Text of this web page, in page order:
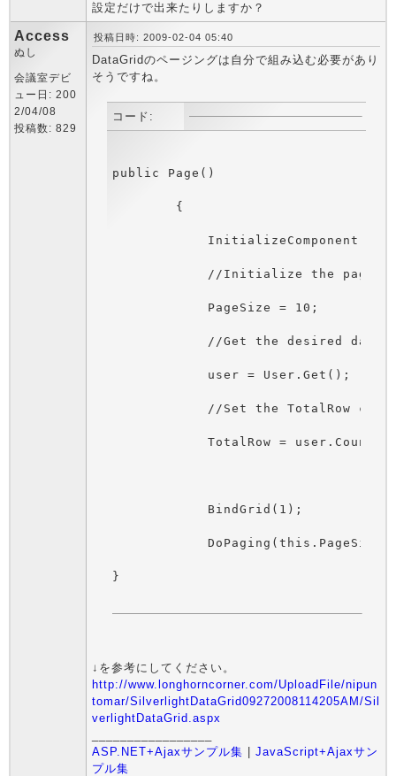
設定だけで出来たりしますか？
Access
ぬし
会議室デビ
ュー日: 200
2/04/08
投稿数: 829
投稿日時: 2009-02-04 05:40
DataGridのページングは自分で組み込む必要があり
そうですね。
コード:
public Page()
        {
            InitializeComponent();
//Initialize the page
            PageSize = 10;
            //Get the desired data
            user = User.Get();
//Set the TotalRow
            TotalRow = user.Count;
            BindGrid(1);
DoPaging(this.PageSize,
}
↓を参考にしてください。
http://www.longhorncorner.com/UploadFile/nipun
tomar/SilverlightDataGrid09272008114205AM/Sil
verlightDataGrid.aspx
ASP.NET+Ajaxサンプル集
JavaScript+Ajaxサン
プル集